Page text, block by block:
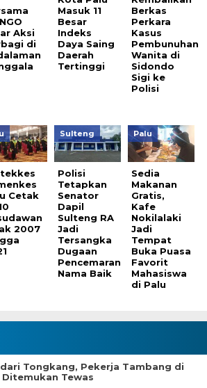
Aksi
di
Masuk 11
Besar
Indeks
Daya Saing
Daerah
Tertinggi
Berkas
Perkara
Kasus
Pembunuhan
Wanita di
Sidondo
Sigi ke
Polisi
Cetak
2007
Sulteng
Polisi
Tetapkan
Senator
Dapil
Sulteng RA
Jadi
Tersangka
Dugaan
Pencemaran
Nama Baik
Palu
Sedia
Makanan
Gratis,
Kafe
Nokilalaki
Jadi
Tempat
Buka Puasa
Favorit
Mahasiswa
di Palu
Tongkang, Pekerja Tambang di
Tewas